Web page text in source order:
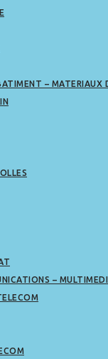
– MATERIAUX
–